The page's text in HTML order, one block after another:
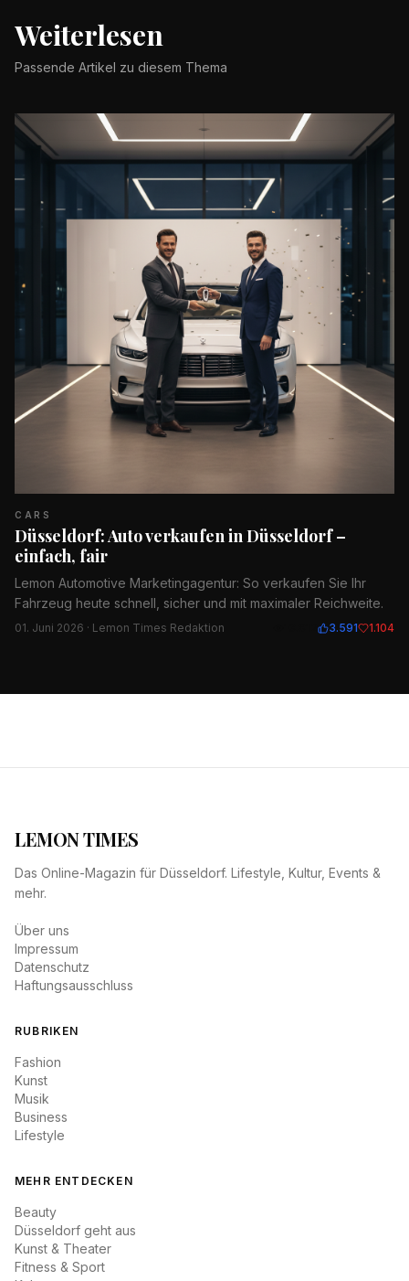
Weiterlesen
Passende Artikel zu diesem Thema
CARS
Düsseldorf: Auto verkaufen in Düsseldorf –
einfach, fair
Lemon Automotive Marketingagentur: So verkaufen Sie Ihr
Fahrzeug heute schnell, sicher und mit maximaler Reichweite.
01. Juni 2026 · Lemon Times Redaktion 3.591 1.104
LEMON TIMES
Das Online-Magazin für Düsseldorf. Lifestyle, Kultur, Events &
mehr.
Über uns
Impressum
Datenschutz
Haftungsausschluss
RUBRIKEN
Fashion
Kunst
Musik
Business
Lifestyle
MEHR ENTDECKEN
Beauty
Düsseldorf geht aus
Kunst & Theater
Fitness & Sport